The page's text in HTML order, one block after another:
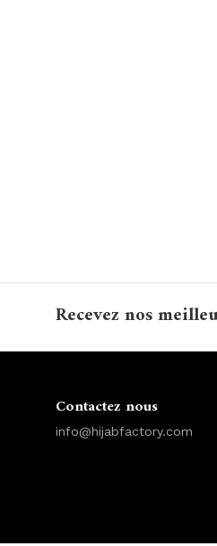
Recevez nos
Contactez nous
info@hijabfactory.com